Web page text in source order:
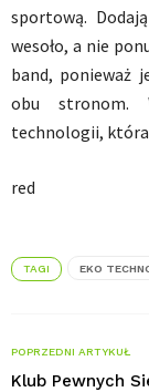
sportową.
wesoło, a nie
band, ponieważ
obu stronom.
technologii, która
red
TAGI EKO
POPRZEDNI ARTYKUŁ
Klub Pewnych